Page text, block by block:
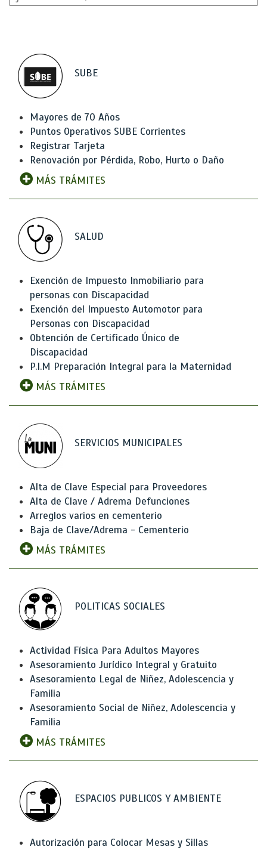
SUBE
Mayores de 70 Años
Puntos Operativos SUBE Corrientes
Registrar Tarjeta
Renovación por Pérdida, Robo, Hurto o Daño
MÁS TRÁMITES
SALUD
Exención de Impuesto Inmobiliario para
personas con Discapacidad
Exención del Impuesto Automotor para
Personas con Discapacidad
Obtención de Certificado Único de
Discapacidad
P.I.M Preparación Integral para la Maternidad
MÁS TRÁMITES
SERVICIOS MUNICIPALES
Alta de Clave Especial para Proveedores
Alta de Clave / Adrema Defunciones
Arreglos varios en cementerio
Baja de Clave/Adrema - Cementerio
MÁS TRÁMITES
POLITICAS SOCIALES
Actividad Física Para Adultos Mayores
Asesoramiento Jurídico Integral y Gratuito
Asesoramiento Legal de Niñez, Adolescencia y
Familia
Asesoramiento Social de Niñez, Adolescencia y
Familia
MÁS TRÁMITES
ESPACIOS PUBLICOS Y AMBIENTE
Autorización para Colocar Mesas y Sillas